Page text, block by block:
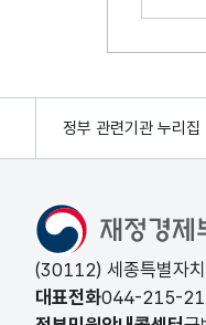
정부 관련기관 누리집
(30112) 세종특별자
대표전화044-215-